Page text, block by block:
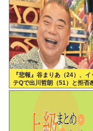
『悲報』谷まりあ（24）、イ
テQで出川哲朗（51）と拒否
が近すぎると女性視聴者から